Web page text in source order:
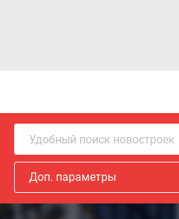
Удобный поиск новостроек
Доп. параметры